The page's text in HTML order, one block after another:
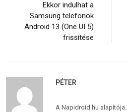
Ekkor indulhat a
Samsung telefonok
Android 13 (One UI 5)
frissítése
PÉTER
A Napidroid.hu alapítója.